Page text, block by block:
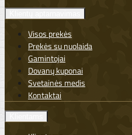
Visos prekės
Prekės su nuolaida
Gamintojai
Dovanų kuponai
Svetainės medis
Kontaktai